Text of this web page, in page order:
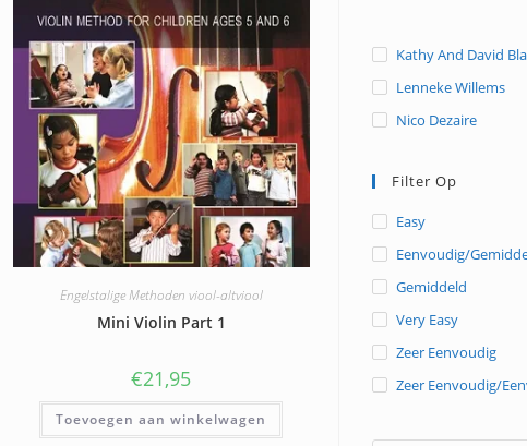
Engelstalige Methoden viool-altviool
Mini Violin Part 1
€21,95
Toevoegen aan winkelwagen
Kathy And David
Lenneke Willems
Nico Dezaire
Filter Op
Easy
Eenvoudig/
Gemiddeld
Very Easy
Zeer Eenvoudig
Zeer Eenvoudig/